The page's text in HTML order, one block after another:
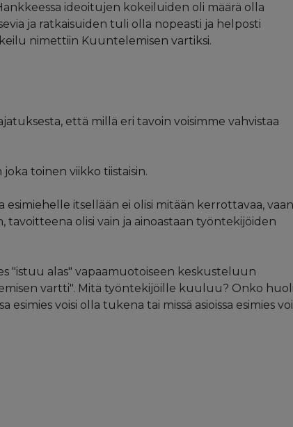
ideoitujen kokeiluiden oli määrä olla
ja ratkaisuiden tuli olla nopeasti ja helposti
nimettiin Kuuntelemisen vartiksi.
että millä eri tavoin voisimme vahvistaa
toinen viikko tiistaisin.
esimiehelle itsellään ei olisi mitään kerrottavaa, vaan
olisi vain ja ainoastaan työntekijöiden
"istuu alas" vapaamuotoiseen keskusteluun
vartti". Mitä työntekijöille kuuluu? Onko
esimies voisi olla tukena tai missä asioissa esimies